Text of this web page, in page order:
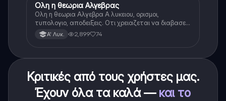
Μαθηματικά
Ολη η θεωρια Αλγεβρας
Ολη η θεωρια Αλγεβρα Α λυκειου, ορισμοι,
τυπολογιο, αποδειξεις. Οτι χρειαζεται να διαβασεις
για το θεωρητικο κομματι της αλγεβρας.
Α' Λυκ. 2,899 74
Κριτικές από τους χρήστες μας.
Έχουν όλα τα καλά — και το